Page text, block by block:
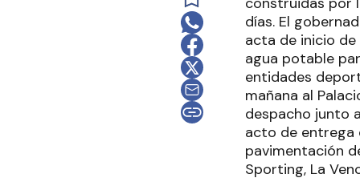
días. El
acta de inicio
agua potable
entidades
mañana al
despacho junto
acto de entrega
pavimentación
Sporting, La